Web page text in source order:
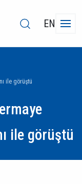
EN
ile görüştü
ile görüştü